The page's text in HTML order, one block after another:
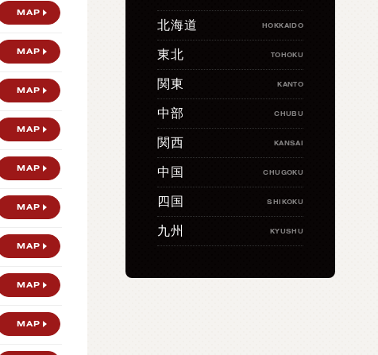
MAP
MAP
MAP
MAP
MAP
MAP
MAP
MAP
MAP
北海道 HOKKAIDO
東北 TOHOKU
関東 KANTO
中部 CHUBU
関西 KANSAI
中国 CHUGOKU
四国 SHIKOKU
九州 KYUSHU